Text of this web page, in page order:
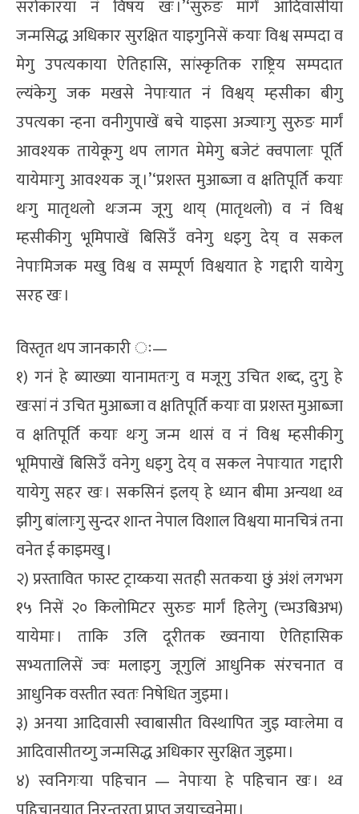
सरोकारया नं विषय खः ।’‘सुरुङ मार्गं आदिवासीया
जन्मसिद्ध अधिकार सुरक्षित याइगुनिसें कयाः विश्व सम्पदा व
मेगु उपत्यकाया ऐतिहासि, सांस्कृतिक राष्ट्रिय सम्पदात
ल्यंकेगु जक मखसे नेपाःयात नं विश्वय् म्हसीका बीगु
उपत्यका न्हना वनीगुपाखें बचे याइसा अज्याःगु सुरुङ मार्गं
आवश्यक तायेकूगु थप लागत मेमेगु बजेटं क्वपालाः पूर्ति
यायेमाःगु आवश्यक जू ।’‘प्रशस्त मुआब्जा व क्षतिपूर्ति कयाः
थःगु मातृथलो थःजन्म जूगु थाय् (मातृथलो) व नं विश्व
म्हसीकीगु भूमिपाखें बिसिउँ वनेगु धइगु देय् व सकल
नेपाःमिजक मखु विश्व व सम्पूर्ण विश्वयात हे गद्दारी यायेगु
सरह खः ।
विस्तृत थप जानकारी ः—
१) गनं हे ब्याख्या यानामतःगु व मजूगु उचित शब्द, दुगु हे
खःसां नं उचित मुआब्जा व क्षतिपूर्ति कयाः वा प्रशस्त मुआब्जा
व क्षतिपूर्ति कयाः थःगु जन्म थासं व नं विश्व म्हसीकीगु
भूमिपाखें बिसिउँ वनेगु धइगु देय् व सकल नेपाःयात गद्दारी
यायेगु सहर खः । सकसिनं इलय् हे ध्यान बीमा अन्यथा थ्व
झीगु बांलाःगु सुन्दर शान्त नेपाल विशाल विश्वया मानचित्रं तना
वनेत ई काइमखु ।
२) प्रस्तावित फास्ट ट्राय्कया सतही सतकया छुं अंशं लगभग
१५ निसें २० किलोमिटर सुरुङ मार्गं हिलेगु (च्भउबिअभ)
यायेमाः । ताकि उलि दूरीतक ख्वनाया ऐतिहासिक
सभ्यतालिसें ज्वः मलाइगु जूगुलिं आधुनिक संरचनात व
आधुनिक वस्तीत स्वतः निषेधित जुइमा ।
३) अनया आदिवासी स्वाबासीत विस्थापित जुइ म्वाःलेमा व
आदिवासीतय्गु जन्मसिद्ध अधिकार सुरक्षित जुइमा ।
४) स्वनिगःया पहिचान — नेपाःया हे पहिचान खः । थ्व